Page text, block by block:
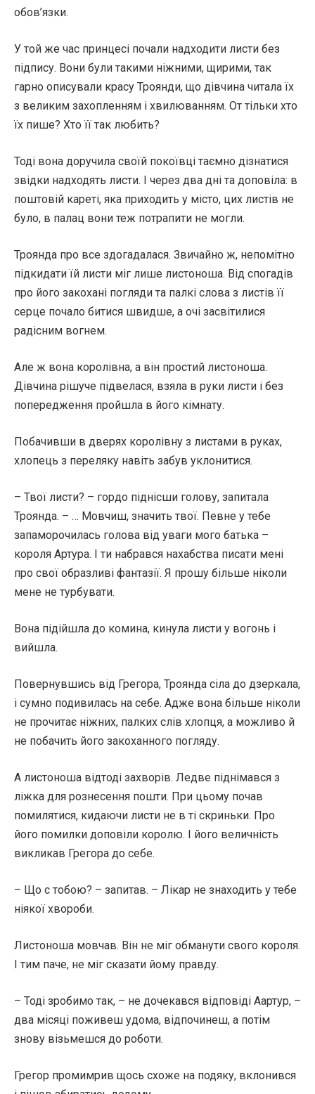
обов’язки.
У той же час принцесі почали надходити листи без
підпису. Вони були такими ніжними, щирими, так
гарно описували красу Троянди, що дівчина читала їх
з великим захопленням і хвилюванням. От тільки хто
їх пише? Хто її так любить?
Тоді вона доручила своїй покоївці таємно дізнатися
звідки надходять листи. І через два дні та доповіла: в
поштовій кареті, яка приходить у місто, цих листів не
було, в палац вони теж потрапити не могли.
Троянда про все здогадалася. Звичайно ж, непомітно
підкидати їй листи міг лише листоноша. Від спогадів
про його закохані погляди та палкі слова з листів її
серце почало битися швидше, а очі засвітилися
радісним вогнем.
Але ж вона королівна, а він простий листоноша.
Дівчина рішуче підвелася, взяла в руки листи і без
попередження пройшла в його кімнату.
Побачивши в дверях королівну з листами в руках,
хлопець з переляку навіть забув уклонитися.
– Твої листи? – гордо піднісши голову, запитала
Троянда. – … Мовчиш, значить твої. Певне у тебе
запаморочилась голова від уваги мого батька –
короля Артура. І ти набрався нахабства писати мені
про свої образливі фантазії. Я прошу більше ніколи
мене не турбувати.
Вона підійшла до комина, кинула листи у вогонь і
вийшла.
Повернувшись від Грегора, Троянда сіла до дзеркала,
і сумно подивилась на себе. Адже вона більше ніколи
не прочитає ніжних, палких слів хлопця, а можливо й
не побачить його закоханного погляду.
А листоноша відтоді захворів. Ледве піднімався з
ліжка для рознесення пошти. При цьому почав
помилятися, кидаючи листи не в ті скриньки. Про
його помилки доповіли королю. І його величність
викликав Грегора до себе.
– Що с тобою? – запитав. – Лікар не знаходить у тебе
ніякої хвороби.
Листоноша мовчав. Він не міг обманути свого короля.
І тим паче, не міг сказати йому правду.
– Тоді зробимо так, – не дочекався відповіді Аартур, –
два місяці поживеш удома, відпочинеш, а потім
знову візьмешся до роботи.
Грегор промимрив щось схоже на подяку, вклонився